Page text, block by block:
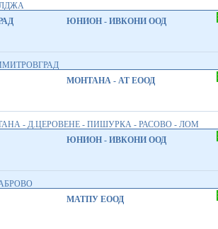
ЮНИОН - ИВКОНИ ООД
МОНТАНА - АТ ЕООД
- Д.ЦЕРОВЕНЕ - ПИШУРКА - РАСОВО - ЛОМ
ЮНИОН - ИВКОНИ ООД
МАТПУ ЕООД